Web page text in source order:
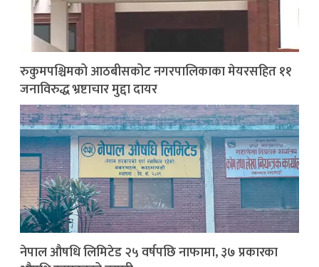
रुकुमपश्चिमको आठबीसकोट नगरपालिकाका मेयरसहित ११
जनाविरुद्ध भ्रष्टाचार मुद्दा दायर
नेपाल औषधि लिमिटेड २५ वर्षपछि नाफामा, ३७ प्रकारका